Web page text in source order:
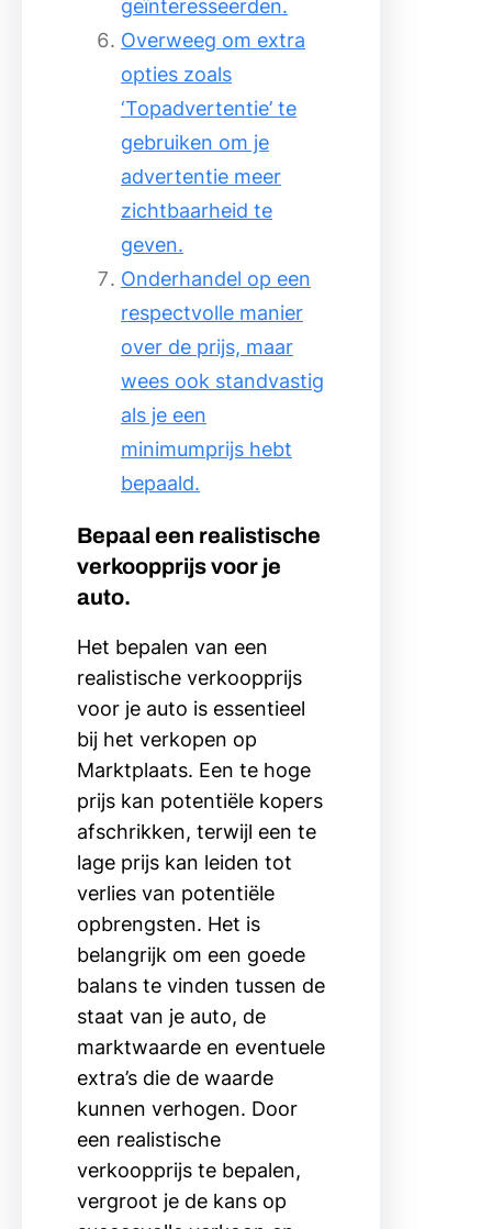
geïnteresseerden.
Overweeg om extra
opties zoals
‘Topadvertentie’ te
gebruiken om je
advertentie meer
zichtbaarheid te
geven.
Onderhandel op een
respectvolle manier
over de prijs, maar
wees ook standvastig
als je een
minimumprijs hebt
bepaald.
Bepaal een realistische
verkoopprijs voor je
auto.
Het bepalen van een
realistische verkoopprijs
voor je auto is essentieel
bij het verkopen op
Marktplaats. Een te hoge
prijs kan potentiële kopers
afschrikken, terwijl een te
lage prijs kan leiden tot
verlies van potentiële
opbrengsten. Het is
belangrijk om een goede
balans te vinden tussen de
staat van je auto, de
marktwaarde en eventuele
extra’s die de waarde
kunnen verhogen. Door
een realistische
verkoopprijs te bepalen,
vergroot je de kans op